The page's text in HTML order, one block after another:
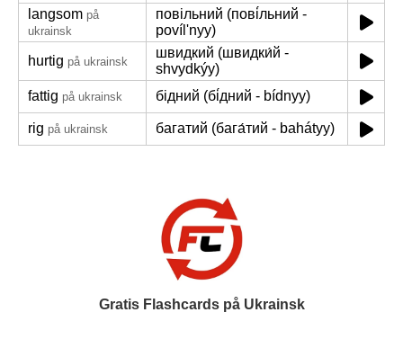
langsom på
ukrainsk
повільний (пові́льний -
povílʹnyy)
hurtig på ukrainsk
швидкий (швидки́й -
shvydkýy)
fattig på ukrainsk бідний (бі́дний - bídnyy)
rig på ukrainsk багатий (бага́тий - bahátyy)
Gratis Flashcards på Ukrainsk